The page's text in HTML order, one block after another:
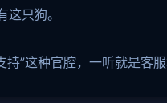
只狗。
”这种官腔，一听就是客服